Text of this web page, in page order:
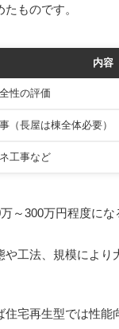
ものです。
内容
性の評価
（長屋は棟全体必要）
工事など
300万円程度にな
工法、規模によ
宅再生型では性